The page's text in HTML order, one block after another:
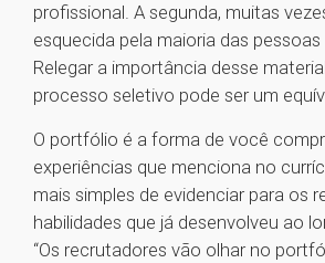
profissional. A segunda, muitas
esquecida pela maioria das
Relegar a importância desse
processo seletivo pode ser um
O portfólio é a forma de você
experiências que menciona no
mais simples de evidenciar para os
habilidades que já desenvolveu ao
“Os recrutadores vão olhar no